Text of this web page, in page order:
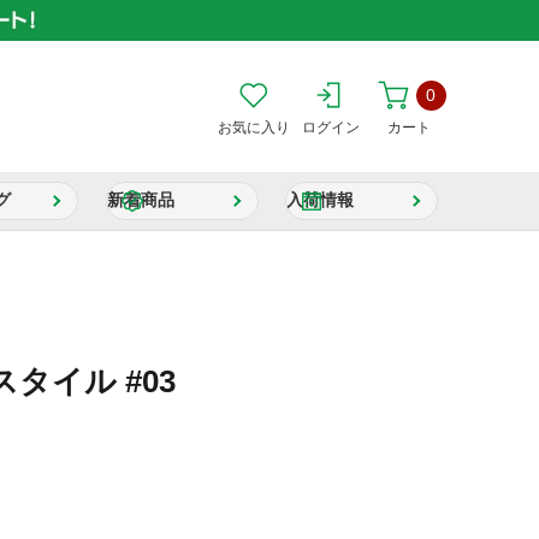
お気に入り ログイン カート
0
新着商品 入荷情報
タイル #03